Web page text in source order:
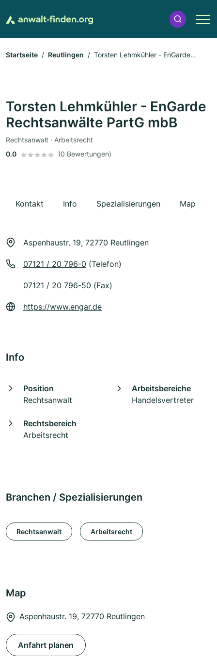
Startseite Reutlingen
Torsten Lehmkühler - EnGarde
Torsten Lehmkühler - EnGarde
Rechtsanwälte PartG mbB
Rechtsanwalt · Arbeitsrecht
0.0
(0 Bewertungen)
Kontakt Info Spezialisierungen Map
Aspenhaustr. 19, 72770 Reutlingen
07121 / 20 796-0 (Telefon)
07121 / 20 796-50 (Fax)
https://www.engar.de
Info
Position
Rechtsanwalt
Arbeitsbereiche
Handelsvertreter
Rechtsbereich
Arbeitsrecht
Branchen / Spezialisierungen
Rechtsanwalt Arbeitsrecht
Map
Aspenhaustr. 19, 72770 Reutlingen
Anfahrt planen